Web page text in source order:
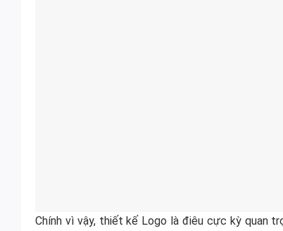
Chính vì vậy, thiết kế Logo là điêu cực kỳ quan